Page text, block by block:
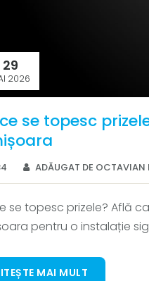
29
2026
se topesc
ADĂUGAT DE OCTAVIAN
se topesc prizele? Află
pentru o instalație
MAI MULT